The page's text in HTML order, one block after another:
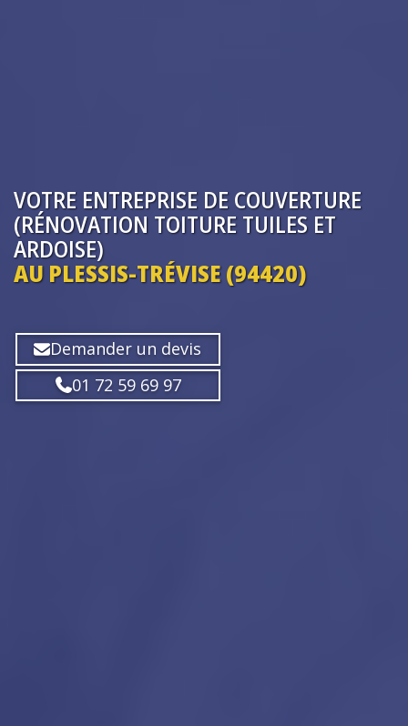
VOTRE ENTREPRISE DE COUVERTURE
(RÉNOVATION TOITURE TUILES ET
ARDOISE)
AU PLESSIS-TRÉVISE (94420)
Demander un devis
01 72 59 69 97